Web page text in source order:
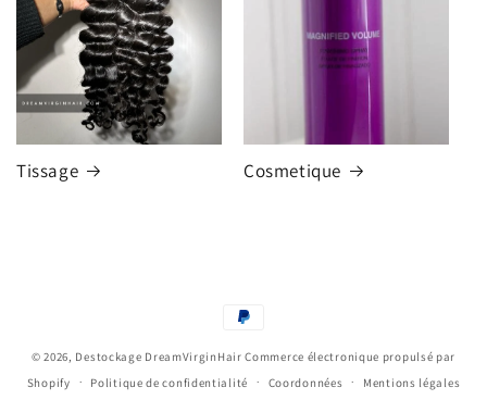
Tissage Cosmetique
Moyens
paiement
© 2026, Destockage DreamVirginHair Commerce électronique propulsé par
Shopify
Politique de confidentialité Coordonnées Mentions légales